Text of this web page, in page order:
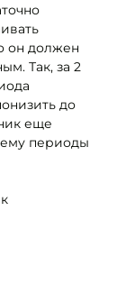
он должен
Так, за 2
до
еще
ему периоды